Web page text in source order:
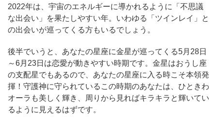
2022年は、宇宙のエネルギーに導かれるように「不思議
な出会い」を果たしやすい年。いわゆる「ツインレイ」と
の出会いが巡ってくる方もいるでしょう。
後半でいうと、あなたの星座に金星が巡ってくる5月28日
～6月23日は恋愛が動きやすい時期です。金星はおうし座
の支配星でもあるので、あなたの星座に入る時こそ本領発
揮！守護神に守られているこの時期のあなたは、ひときわ
オーラも美しく輝き、周りから見ればキラキラと輝いてい
るように見えるはずです。